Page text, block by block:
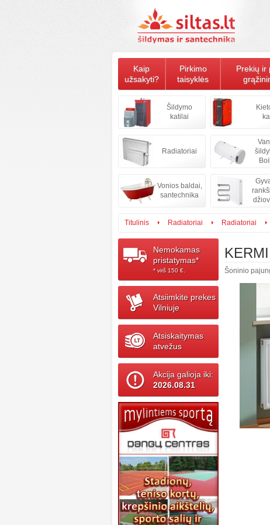
Kaip
užsakyti?
Pirkimo
taisyklės
Prekių ir
Šildymo
katilai
Radiatoriai
Vonios baldai,
santechnika
Titulinis Radiatoriai Radiatoriai
Nemokamas
pristatymas*
* virš 150 ‎€.
Atsiimkite prekes
Vilniuje
Atsiskaitymas
atvežus
Akcija galioja iki:
2026.08.31
Šoninio